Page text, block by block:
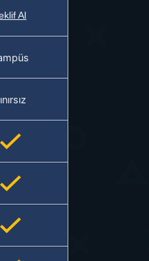
Al